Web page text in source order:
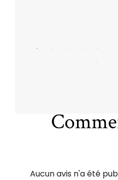
Aucun avis n'a été